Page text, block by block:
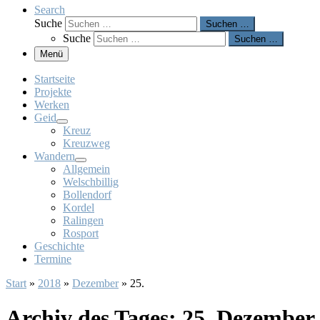
Search
Suche
Suchen …
Suche
Suchen …
Menü
Startseite
Projekte
Werken
Geid
Kreuz
Kreuzweg
Wandern
Allgemein
Welschbillig
Bollendorf
Kordel
Ralingen
Rosport
Geschichte
Termine
Start » 2018 » Dezember » 25.